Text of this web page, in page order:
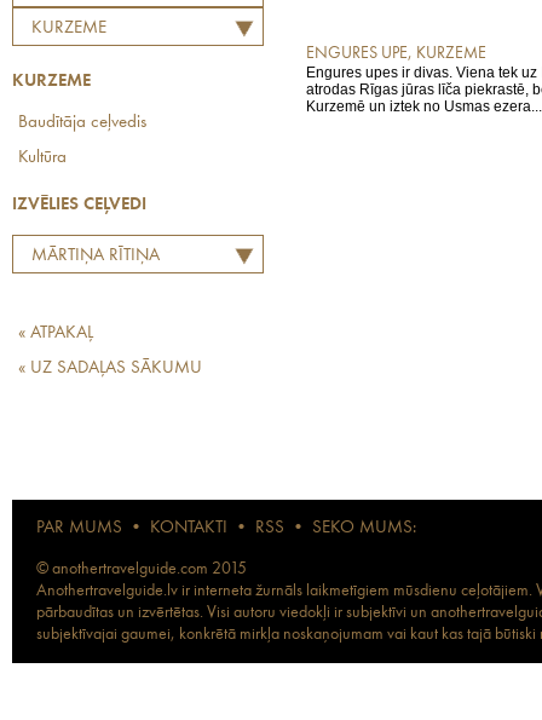
KURZEME
KURZEME
Baudītāja ceļvedis
Kultūra
IZVĒLIES CEĻVEDI
MĀRTIŅA RĪTIŅA
« ATPAKAĻ
« UZ SADAĻAS SĀKUMU
ENGURES UPE, KURZEME
Engures upes ir divas. Viena tek
atrodas Rīgas jūras līča piekrastē,
Kurzemē un iztek no Usmas ezera...
PAR MUMS • KONTAKTI • RSS • SEKO MUMS:
© anothertravelguide.com 2015
Anothertravelguide.lv ir interneta žurnāls laikmetīgiem mūsdienu
pārbaudītas un izvērtētas. Visi autoru viedokļi ir subjektīvi un
subjektīvajai gaumei, konkrētā mirkļa noskaņojumam vai kaut kas tajā